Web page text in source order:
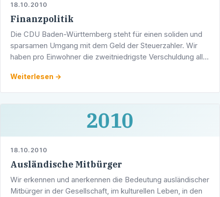
18.10.2010
Finanzpolitik
Die CDU Baden-Württemberg steht für einen soliden und
sparsamen Umgang mit dem Geld der Steuerzahler. Wir
haben pro Einwohner die zweitniedrigste Verschuldung aller
Weiterlesen →
2010
18.10.2010
Ausländische Mitbürger
Wir erkennen und anerkennen die Bedeutung ausländischer
Mitbürger in der Gesellschaft, im kulturellen Leben, in den